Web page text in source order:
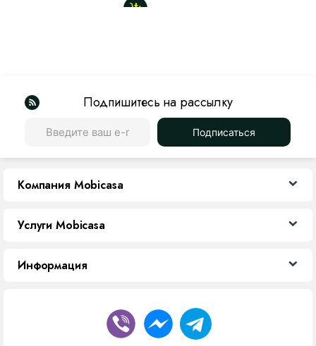
Подпишитесь на рассылку
Подписаться
Компания Mobicasa
Услуги Mobicasa
Информация